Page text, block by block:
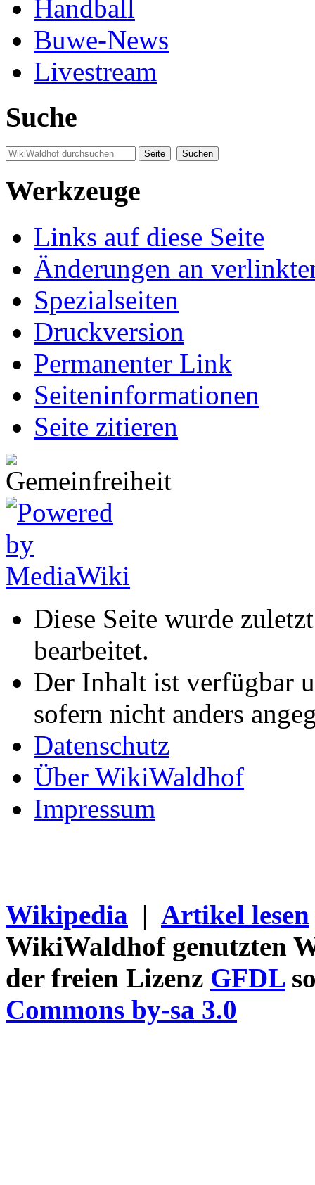
Handball
Buwe-News
Livestream
Suche
Werkzeuge
Links auf diese Seite
Änderungen an
Spezialseiten
Druckversion
Permanenter Link
Seiten­informationen
Seite zitieren
Diese Seite wurde
bearbeitet.
Der Inhalt ist verfügbar
sofern nicht anders
Datenschutz
Über WikiWaldhof
Impressum
Wikipedia | Artikel lesen
WikiWaldhof genutzten
der freien Lizenz GFDL
Commons by-sa 3.0